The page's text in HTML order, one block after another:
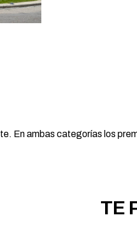
En ambas categorías los
TE